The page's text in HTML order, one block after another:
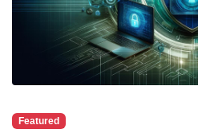
Featured